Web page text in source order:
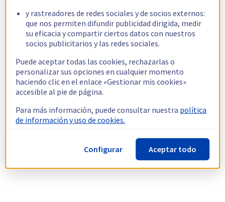
y rastreadores de redes sociales y de socios externos:
que nos permiten difundir publicidad dirigida, medir
su eficacia y compartir ciertos datos con nuestros
socios publicitarios y las redes sociales.
Puede aceptar todas las cookies, rechazarlas o
personalizar sus opciones en cualquier momento
haciendo clic en el enlace «Gestionar mis cookies»
accesible al pie de página.
Para más información, puede consultar nuestra política
de información y uso de cookies.
Configurar Aceptar todo